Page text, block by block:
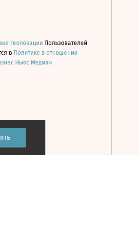
геолокации Пользователей
в Политике в отношении
Ньюс Медиа»